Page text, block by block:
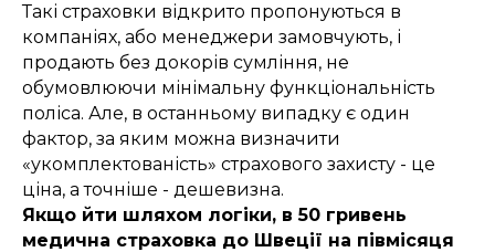
Такі страховки відкрито пропонуються в
компаніях, або менеджери замовчують, і
продають без докорів сумління, не
обумовлюючи мінімальну функціональність
поліса. Але, в останньому випадку є один
фактор, за яким можна визначити
«укомплектованість» страхового захисту - це
ціна, а точніше - дешевизна.
Якщо йти шляхом логіки, в 50 гривень
медична страховка до Швеції на півмісяця